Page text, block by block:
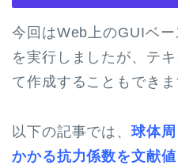
今回はWeb上のGUIベ
を実行しましたが、テ
て作成することもできま
以下の記事では、球体
かかる抗力係数を文献